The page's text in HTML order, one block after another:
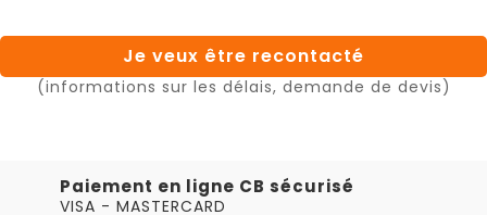
Je veux être recontacté
(informations sur les délais, demande de devis)
Paiement en ligne CB sécurisé
VISA - MASTERCARD